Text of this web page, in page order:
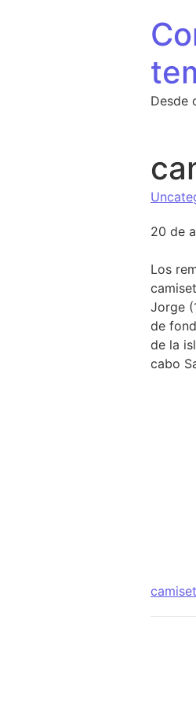
Desde
20 de
Los
Jorge
de
de la
cabo